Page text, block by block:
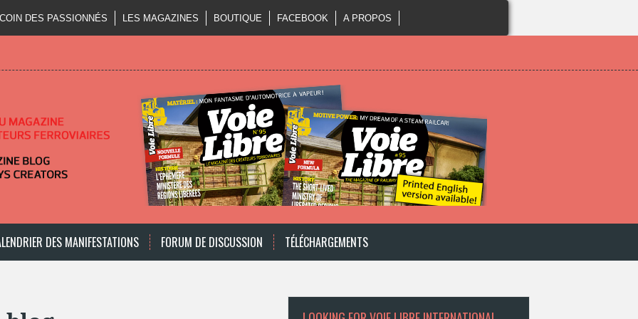
DES PASSIONNÉS LES MAGAZINES BOUTIQUE FACEBOOK A PROPOS
DES MANIFESTATIONS FORUM DE DISCUSSION TÉLÉCHARGEMENTS